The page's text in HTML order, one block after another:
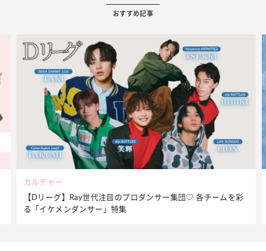
おすすめ記事
ビューティー
夏だからこそ“水分”が大切！くずれないメイクをつくる【保湿
ケア】アイテム3選